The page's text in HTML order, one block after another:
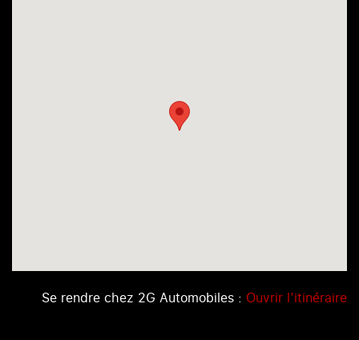
Se rendre chez 2G Automobiles : Ouvrir l’itinéraire